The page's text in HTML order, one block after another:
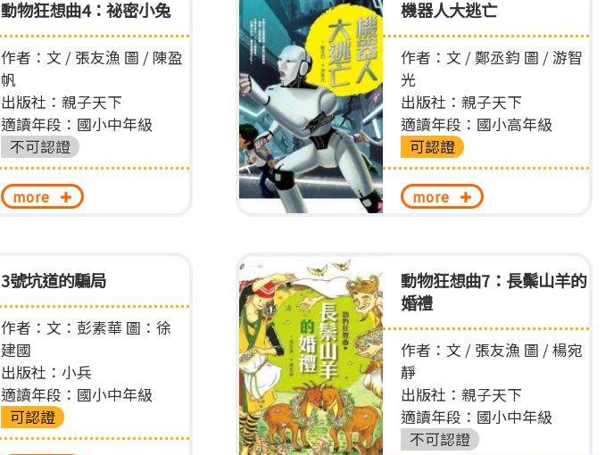
動物狂想曲4：祕密小兔
作者：文 / 張友漁 圖 / 陳盈
帆
出版社：親子天下
適讀年段：國小中年級
不可認證
more
機器人大逃亡
作者：文 / 鄭丞鈞 圖 / 游智
光
出版社：親子天下
適讀年段：國小高年級
可認證
more
3號坑道的騙局
作者：文：彭素華 圖：徐
建國
出版社：小兵
適讀年段：國小中年級
可認證
動物狂想曲7：長鬃山羊的
婚禮
作者：文 / 張友漁 圖 / 楊宛
靜
出版社：親子天下
適讀年段：國小中年級
不可認證